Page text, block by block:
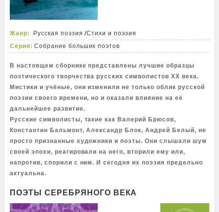
Жанр: Русская поэзия /Стихи и поэзия
Серия: Собрание больших поэтов
В настоящем сборнике представлены лучшие образцы
поэтического творчества русских символистов XX века.
Мистики и учёные, они изменили не только облик русской
поэзии своего времени, но и оказали влияние на её
дальнейшее развитие.
Русские символисты, такие как Валерий Брюсов,
Константин Бальмонт, Александр Блок, Андрей Белый, не
просто признанные художники и поэты. Они слышали шум
своей эпохи, реагировали на него, вторили ему или,
напротив, спорили с ним. И сегодня их поэзия предельно
актуальна.
ПОЭТЫ СЕРЕБРЯНОГО ВЕКА